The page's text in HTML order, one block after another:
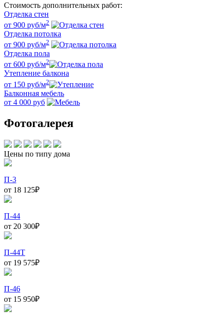
Стоимость дополнительных работ:
Отделка стен
от 900 руб/м2
Отделка потолка
от 900 руб/м2
Отделка пола
от 600 руб/м2
Утепление балкона
от 150 руб/м2
Балконная мебель
от 4 000 руб
Фотогалерея
Цены по типу дома
П-3
от 18 125₽
П-44
от 20 300₽
П-44Т
от 19 575₽
П-46
от 15 950₽